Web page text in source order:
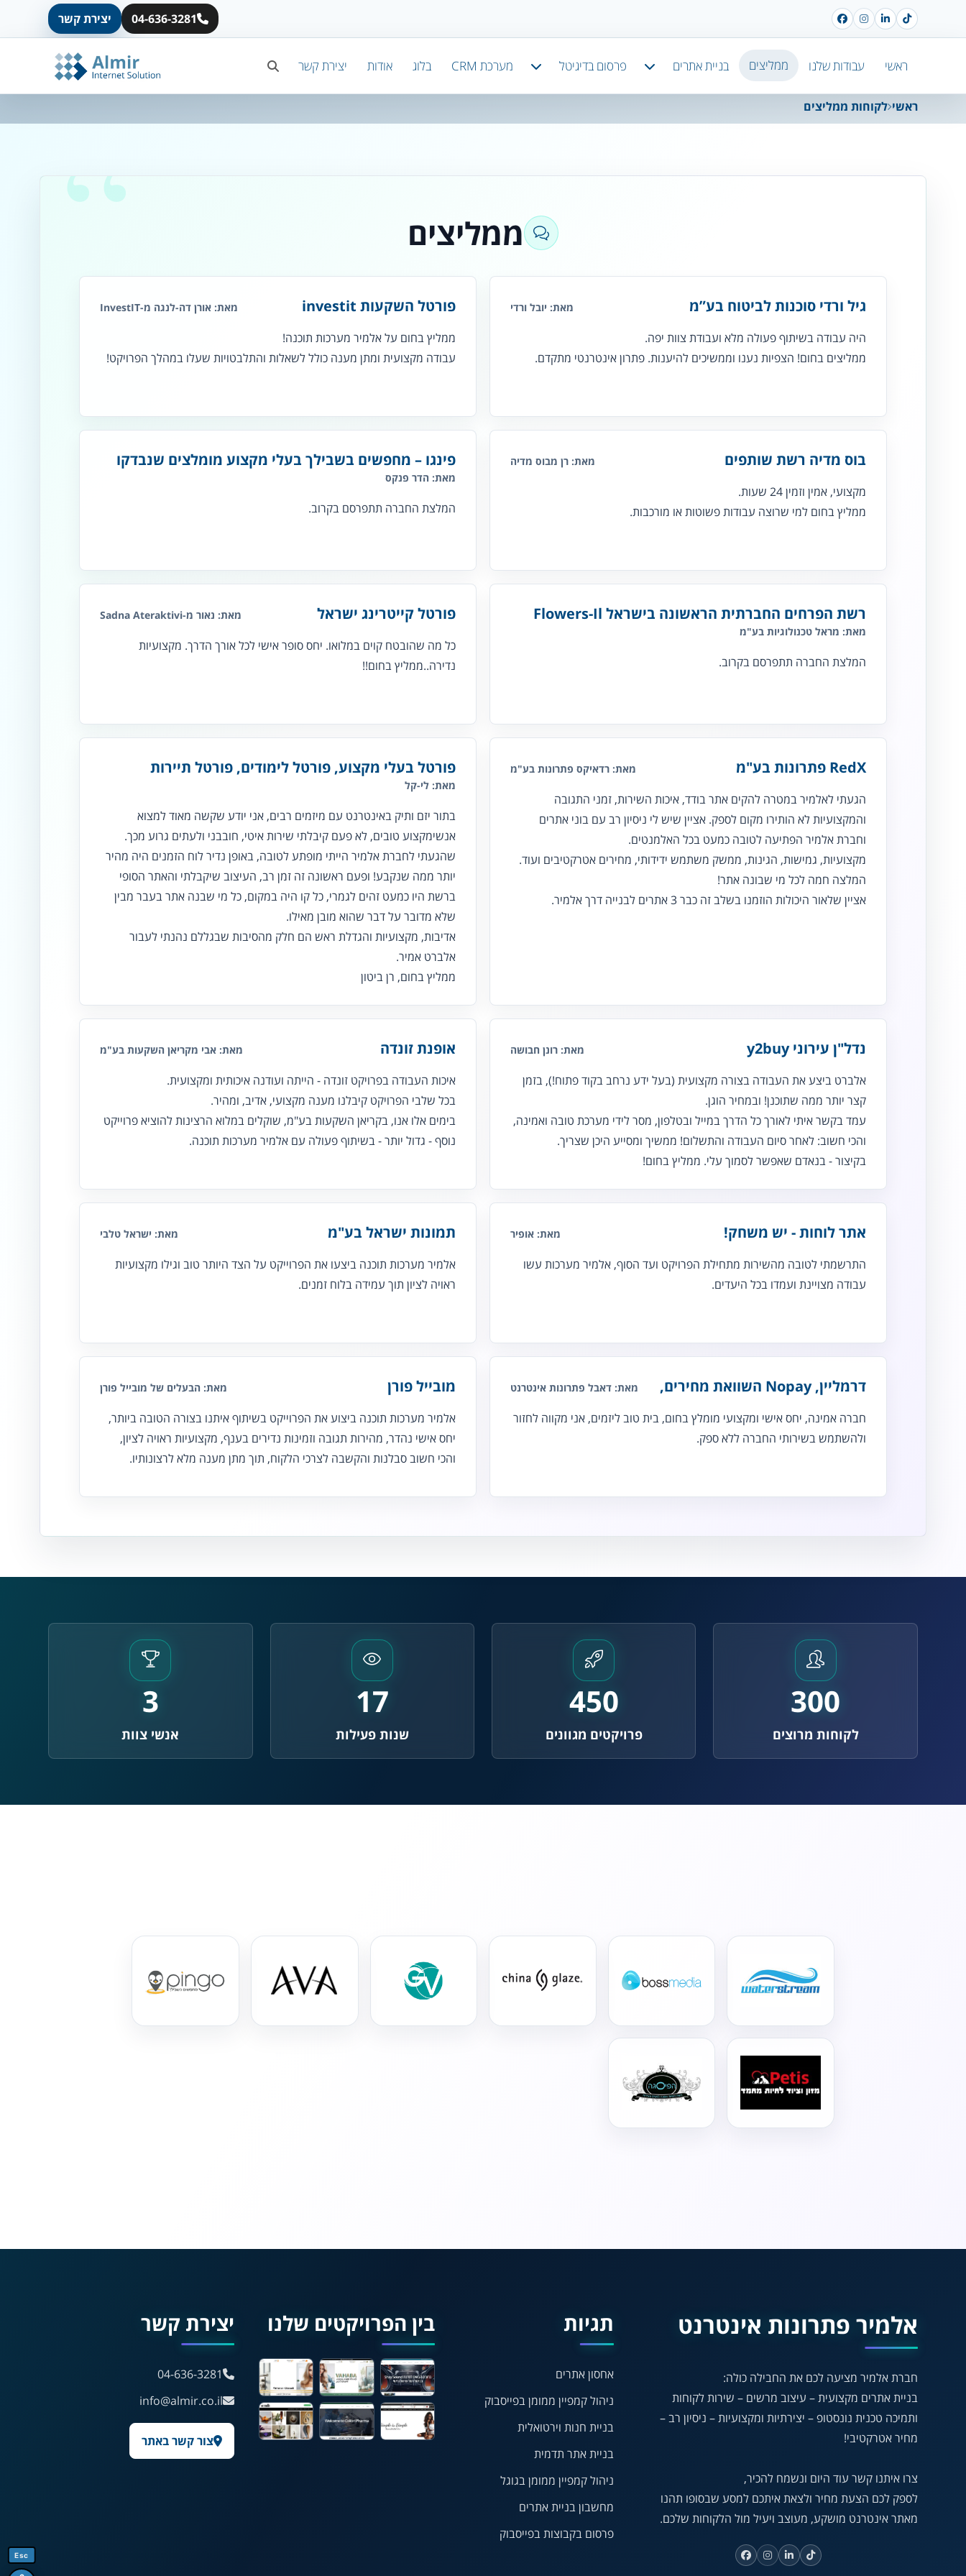
04-636-3281 יצירת קשר
ראשי עבודות שלנו ממליצים בניית אתרים פרסום בדיגיטל מערכת CRM בלוג אודות יצירת קשר
ראשי לקוחות ממליצים
ממליצים
גיל ורדי סוכנות לביטוח בע”מ מאת: יובל ורדי
היה עבודה בשיתוף פעולה מלא ועבודת צוות יפה.
ממליצים בחום! הצפיות נענו וממשיכים להיענות. פתרון אינטרנטי מתקדם.
פורטל השקעות investit מאת: אורן דה-לנגה מ-InvestIT
ממליץ בחום על אלמיר מערכות תוכנה!
עבודה מקצועית ומתן מענה כולל לשאלות והתלבטויות שעלו במהלך הפרויקט!
בוס מדיה רשת שותפים מאת: רן מבוס מדיה
מקצועי, אמין וזמין 24 שעות.
ממליץ בחום למי שרוצה עבודות פשוטות או מורכבות.
פינגו – מחפשים בשבילך בעלי מקצוע מומלצים שנבדקו
מאת: הדר פנקס
המלצת החברה תתפרסם בקרוב.
רשת הפרחים החברתית הראשונה בישראל Flowers-Il
מאת: מראל טכנולוגיות בע"מ
המלצת החברה תתפרסם בקרוב.
פורטל קייטרינג ישראל מאת: נאור מ-Sadna Ateraktivi
כל מה שהובטח קוים במלואו. יחס סופר אישי לכל אורך הדרך. מקצועיות
נדירה..ממליץ בחום!!
RedX פתרונות בע"מ מאת: רדאיקס פתרונות בע"מ
הגעתי לאלמיר במטרה להקים אתר בודד, איכות השירות, זמני התגובה
והמקצועיות לא הותירו מקום לספק. אציין שיש לי ניסיון רב עם בוני אתרים
וחברת אלמיר הפתיעה לטובה כמעט בכל האלמנטים.
מקצועיות, גמישות, הגינות, ממשק משתמש ידידותי, מחירים אטרקטיבים ועוד.
המלצה חמה לכל מי שבונה אתר!
אציין שלאור היכולות הוזמנו בשלב זה כבר 3 אתרים לבנייה דרך אלמיר.
פורטל בעלי מקצוע, פורטל לימודים, פורטל תיירות
מאת: לי-קל
בתור יזם ותיק באינטרנט עם מיזמים רבים, אני יודע שקשה מאוד למצוא
אנשימקצוע טובים, לא פעם קיבלתי שירות איטי, חובבני ולעתים גרוע מכך.
שהגעתי לחברת אלמיר הייתי מופתע לטובה, באופן נדיר לוח הזמנים היה מהיר
יותר ממה שנקבע! ופעם ראשונה זה זמן רב, העיצוב שיקבלתי והאתר הסופי
ברשת היו כמעט זהים לגמרי, כל קו היה במקום, כל מי שבנה אתר בעבר מבין
שלא מדובר על דבר שהוא מובן מאילו.
אדיבות, מקצועיות והגדלת ראש הם חלק מהסיבות שבגללם נהנתי לעבור
אלברט אמיר.
ממליץ בחום, רן ביטון
נדל"ן עירוני y2buy מאת: רונן חבושה
אלברט ביצע את העבודה בצורה מקצועית (בעל ידע נרחב בקוד פתוח!), בזמן
קצר יותר ממה שתוכנן! ובמחיר הוגן.
עמד בקשר איתי לאורך כל הדרך במייל ובטלפון, מסר לידי מערכת טובה ואמינה,
והכי חשוב: לאחר סיום העבודה והתשלום! ממשיך ומסייע היכן שצריך.
בקיצור - בנאדם שאפשר לסמוך עלי. ממליץ בחום!
אופנת זונדה מאת: אבי מקריאן השקעות בע"מ
איכות העבודה בפרויקט זונדה - הייתה ועודנה איכותית ומקצועית.
בכל שלבי הפרויקט קיבלנו מענה מקצועי, אדיב, ומהיר.
בימים אלו אנו, בקריאן השקעות בע"מ, שוקלים במלוא הרצינות להוציא פרוייקט
נוסף - גדול יותר - בשיתוף פעולה עם אלמיר מערכות תוכנה.
אתר לוחות - יש משחק! מאת: אופיר
התרשמתי לטובה מהשירות מתחילת הפרויקט ועד הסוף, אלמיר מערכות עשו
עבודה מצויינת ועמדו בכל היעדים.
תמונות ישראל בע"מ מאת: ישראל טלבי
אלמיר מערכות תוכנה ביצעו את הפרוייקט על הצד היותר טוב וגילו מקצועיות
ראויה לציון תוך עמידה בלוח זמנים.
דרמליין, Nopay השוואת מחירים, מאת: דאבל פתרונות אינטרנט
חברה אמינה, יחס אישי ומקצועי מומלץ בחום, בית טוב ליזמים, אני מקווה לחזור
ולהשתמש בשירותי החברה ללא ספק.
מובייל פורן מאת: הבעלים של מובייל פורן
אלמיר מערכות תוכנה ביצוע את הפרוייקט בשיתוף איתנו בצורה הטובה ביותר,
יחס אישי נהדר, מהירות תגובה וזמינות נדירים בענף, מקצועיות ראויה לציון,
והכי חשוב סבלנות והקשבה לצרכי הלקוח, תוך מתן מענה מלא לרצונותיו.
300
לקוחות מרוצים
450
פרויקטים מגוונים
17
שנות פעילות
3
אנשי צוות
אלמיר פתרונות אינטרנט
חברת אלמיר מציעה לכם את החבילה כולה:
בניית אתרים מקצועית – עיצוב מרשים – שירות לקוחות
ותמיכה טכנית נונסטופ – יצירתיות ומקצועיות – ניסיון רב –
מחיר אטרקטיבי!
צרו איתנו קשר עוד היום ונשמח להכיר,
לספק לכם הצעת מחיר ולצאת איתכם למסע שבסופו תהנו
מאתר אינטרנט מושקע, מעוצב ויעיל מול הלקוחות שלכם.
תגיות
אחסון אתרים
ניהול קמפיין ממומן בפייסבוק
בניית חנות וירטואלית
בניית אתר תדמית
ניהול קמפיין ממומן בגוגל
מחשבון בניית אתרים
פרסום בקבוצות בפייסבוק
בין הפרויקטים שלנו יצירת קשר
04-636-3281
info@almir.co.il
צור קשר באתר
A
A
A
A
A
ניגודיות גבוהה
◌
בהירות גבוהה
↖
⏸
הצהרת נגישות
Esc